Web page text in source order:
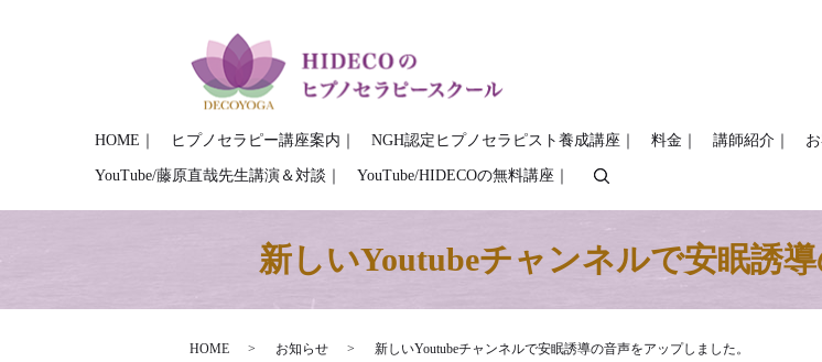
HOME｜ ヒプノセラピー講座案内｜ NGH認定ヒプノセラピスト養成講座｜ 料金｜ 講師紹介｜
YouTube/藤原直哉先生講演＆対談｜ YouTube/HIDECOの無料講座｜
新しいYoutubeチャンネルで安眠誘
HOME お知らせ 新しいYoutubeチャンネルで安眠誘導の音声をアップしました。